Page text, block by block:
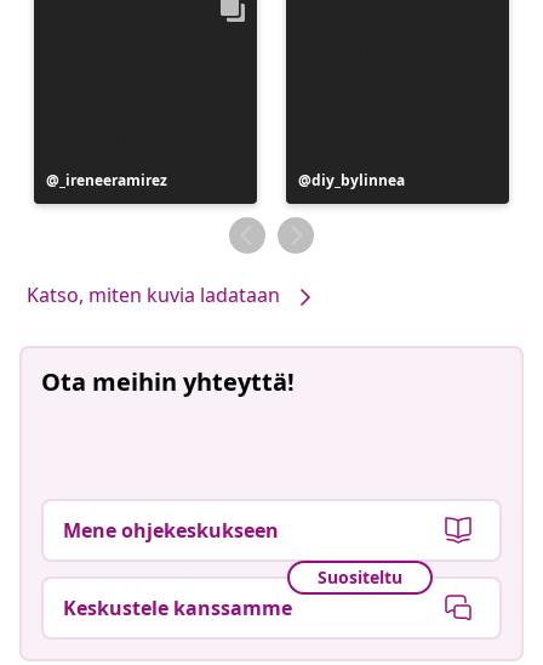
Julkaissut
_ireneeramirez Julkaissut
diy_bylinnea
Katso, miten kuvia ladataan
Ota meihin yhteyttä!
Mene ohjekeskukseen
Suositeltu
Keskustele kanssamme